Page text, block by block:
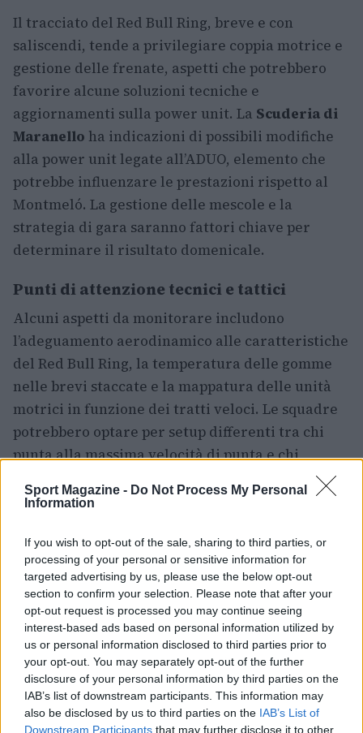
Sport Magazine - Do Not Process My Personal
Information
If you wish to opt-out of the sale, sharing to third parties, or
processing of your personal or sensitive information for
targeted advertising by us, please use the below opt-out
section to confirm your selection. Please note that after your
opt-out request is processed you may continue seeing
interest-based ads based on personal information utilized by
us or personal information disclosed to third parties prior to
your opt-out. You may separately opt-out of the further
disclosure of your personal information by third parties on the
IAB’s list of downstream participants. This information may
also be disclosed by us to third parties on the IAB’s List of
Downstream Participants that may further disclose it to other
Il tracciato del Red Bull Ring, breve e con
saliscendi, tende a privilegiare coppia motrice e
gestione delle frenate, aspetti che potrebbero
favorire alcune soluzioni tecniche e
aggiornamenti sulla power unit. La Scuderia di
Maranello ha indicazioni di possibili modifiche
alla power unit legate all’ADUO, elemento che
potrebbe influenzare le prestazioni rispetto al
Montmeló. La gestione delle mescole e la
strategia di gara saranno fattori chiave per
determinare il risultato domenicale.
Punti di attenzione tecnici e tattici
Alcuni aspetti da monitorare includono
l’adeguamento aerodinamico alle caratteristiche
del Red Bull Ring, la temperatura delle gomme
nelle brevi staccate e la mappatura delle unità
motrici in funzione dei tratti veloci. Le squadre
potrebbero optare per setup differenti tra chi
punta alla massima velocità di punta e chi
privilegia l’usura controllata delle gomme. In
pista, le strategie di pit stop e la finestra
saranno decisive.
Il weekend offre inoltre la possibilità di seguire
giovani talenti nelle categorie minori, con la
laF3che spesso anticipano i piloti destinati alle
griglie di vertice.
AUTORE